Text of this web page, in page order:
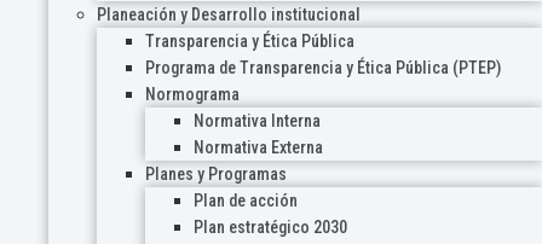
Planeación y Desarrollo institucional
Transparencia y Ética Pública
Programa de Transparencia y Ética Pública (PTEP)
Normograma
Normativa Interna
Normativa Externa
Planes y Programas
Plan de acción
Plan estratégico 2030